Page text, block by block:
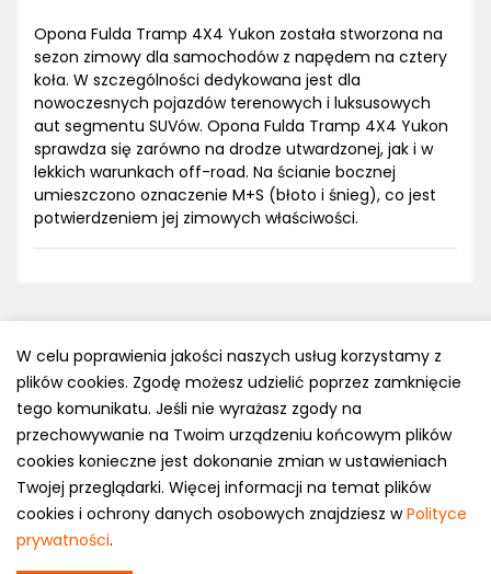
Opona Fulda Tramp 4X4 Yukon została stworzona na
sezon zimowy dla samochodów z napędem na cztery
koła. W szczególności dedykowana jest dla
nowoczesnych pojazdów terenowych i luksusowych
aut segmentu SUVów. Opona Fulda Tramp 4X4 Yukon
sprawdza się zarówno na drodze utwardzonej, jak i w
lekkich warunkach off-road. Na ścianie bocznej
umieszczono oznaczenie M+S (błoto i śnieg), co jest
potwierdzeniem jej zimowych właściwości.
Polityka prywatności
e-mail: kontakt@opony.com.pl
Copyright © 2000-2023 Opony.com.pl
W celu poprawienia jakości naszych usług korzystamy z
plików cookies. Zgodę możesz udzielić poprzez zamknięcie
tego komunikatu. Jeśli nie wyrażasz zgody na
przechowywanie na Twoim urządzeniu końcowym plików
cookies konieczne jest dokonanie zmian w ustawieniach
Twojej przeglądarki. Więcej informacji na temat plików
cookies i ochrony danych osobowych znajdziesz wPolityce
prywatności.